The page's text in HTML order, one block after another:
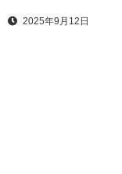
2025年9月12日